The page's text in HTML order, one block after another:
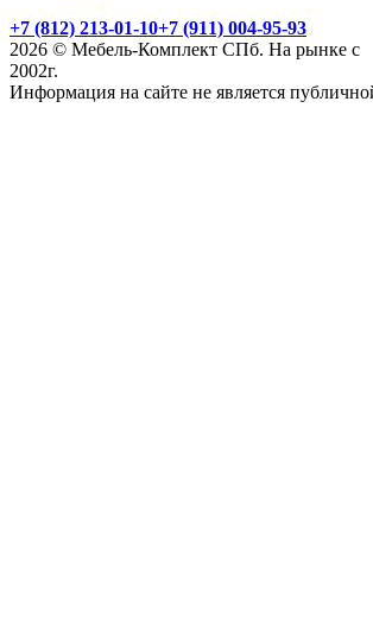
+7 (812) 213-01-10+7 (911) 004-95-93
2026 © Мебель-Комплект СПб. На рынке с
2002г.
Информация на сайте не является